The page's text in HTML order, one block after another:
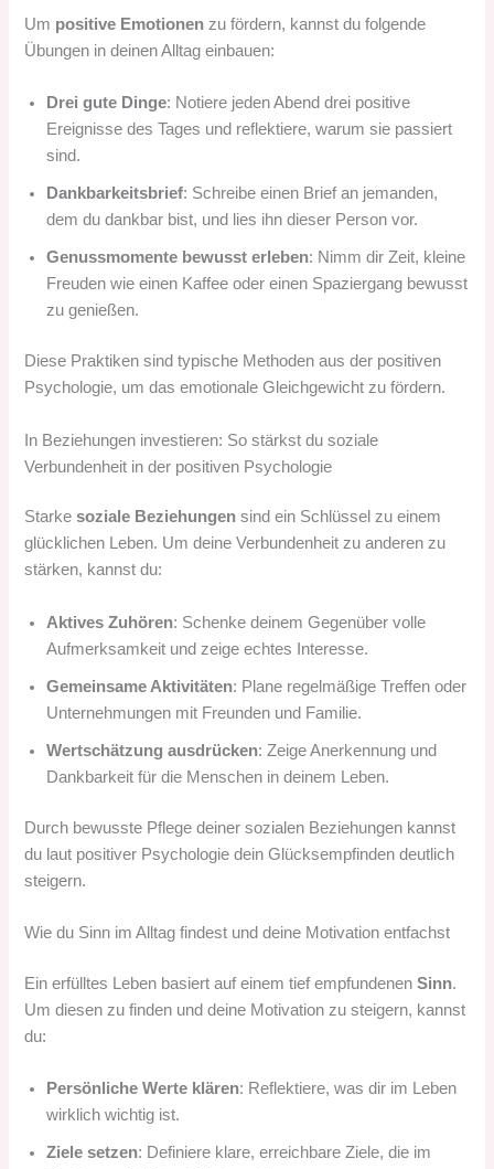
Um positive Emotionen zu fördern, kannst du folgende
Übungen in deinen Alltag einbauen:
Drei gute Dinge: Notiere jeden Abend drei positive
Ereignisse des Tages und reflektiere, warum sie passiert
sind.
Dankbarkeitsbrief: Schreibe einen Brief an jemanden,
dem du dankbar bist, und lies ihn dieser Person vor.
Genussmomente bewusst erleben: Nimm dir Zeit, kleine
Freuden wie einen Kaffee oder einen Spaziergang bewusst
zu genießen.
Diese Praktiken sind typische Methoden aus der positiven
Psychologie, um das emotionale Gleichgewicht zu fördern.
In Beziehungen investieren: So stärkst du soziale
Verbundenheit in der positiven Psychologie
Starkesoziale Beziehungen sind ein Schlüssel zu einem
glücklichen Leben. Um deine Verbundenheit zu anderen zu
stärken, kannst du:
Aktives Zuhören: Schenke deinem Gegenüber volle
Aufmerksamkeit und zeige echtes Interesse.
Gemeinsame Aktivitäten: Plane regelmäßige Treffen oder
Unternehmungen mit Freunden und Familie.
Wertschätzung ausdrücken: Zeige Anerkennung und
Dankbarkeit für die Menschen in deinem Leben.
Durch bewusste Pflege deiner sozialen Beziehungen kannst
du laut positiver Psychologie dein Glücksempfinden deutlich
steigern.
Wie du Sinn im Alltag findest und deine Motivation entfachst
Ein erfülltes Leben basiert auf einem tief empfundenenSinn.
Um diesen zu finden und deine Motivation zu steigern, kannst
du:
Persönliche Werte klären: Reflektiere, was dir im Leben
wirklich wichtig ist.
Ziele setzen: Definiere klare, erreichbare Ziele, die im